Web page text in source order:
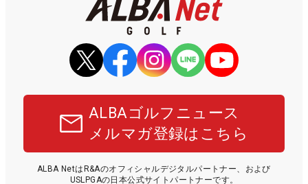
ALBAゴルフニュース
メルマガ登録はこちら
ALBA NetはR&Aのオフィシャルデジタルパートナー、および
USLPGAの日本公式サイトパートナーです。